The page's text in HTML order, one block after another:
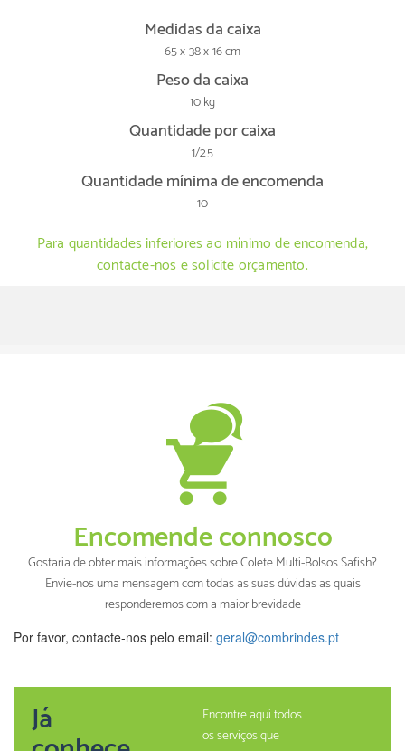
Medidas da caixa
65 x 38 x 16 cm
Peso da caixa
10 kg
Quantidade por caixa
1/25
Quantidade mínima de encomenda
10
Para quantidades inferiores ao mínimo de encomenda,
contacte-nos e solicite orçamento.
Encomende connosco
Gostaria de obter mais informações sobre Colete Multi-Bolsos Safish?
Envie-nos uma mensagem com todas as suas dúvidas as quais
responderemos com a maior brevidade
Por favor, contacte-nos pelo email: geral@combrindes.pt
Já
Encontre aqui todos
os serviços que